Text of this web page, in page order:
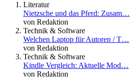
Literatur
Nietzsche und das Pferd: Zusam…
von Redaktion
Technik & Software
Welchen Laptop für Autoren / T…
von Redaktion
Technik & Software
Kindle Vergleich: Aktuelle Mod…
von Redaktion